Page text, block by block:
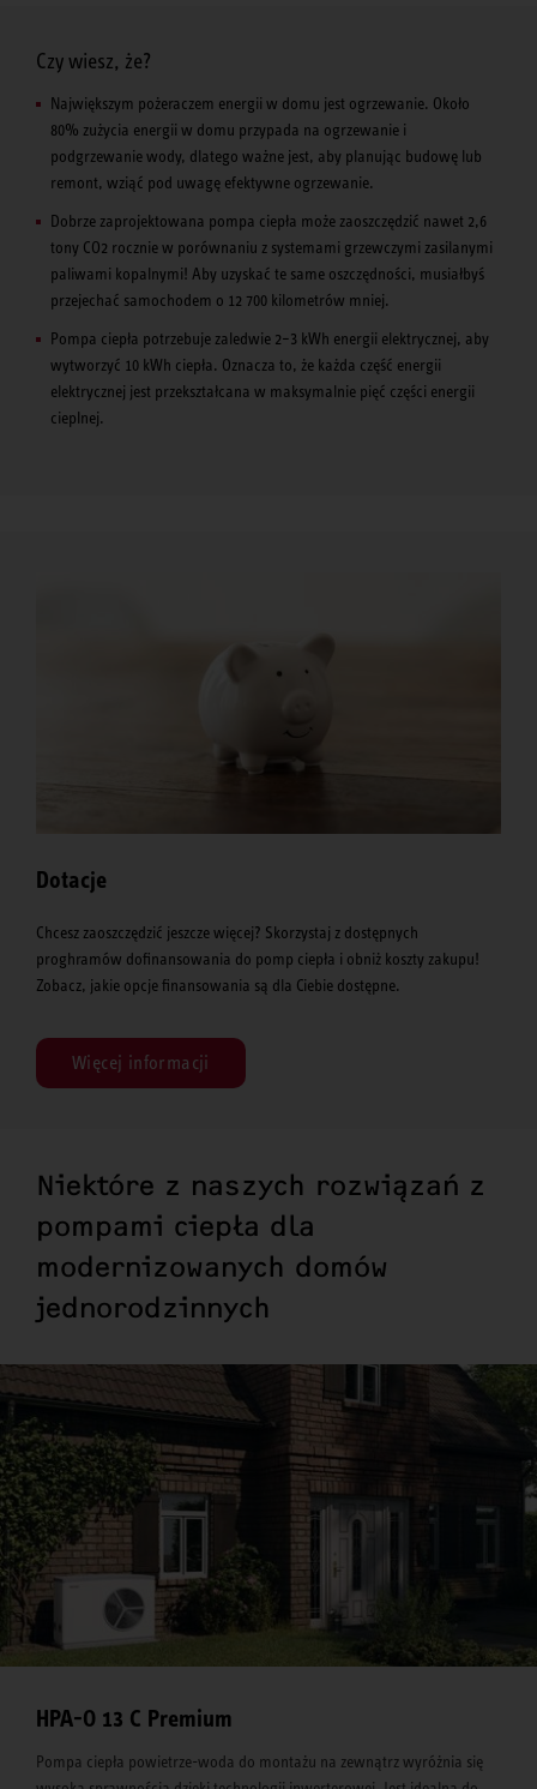
Czy wiesz, że?
Największym pożeraczem energii w domu jest ogrzewanie. Około
80% zużycia energii w domu przypada na ogrzewanie i
podgrzewanie wody, dlatego ważne jest, aby planując budowę lub
remont, wziąć pod uwagę efektywne ogrzewanie.
Dobrze zaprojektowana pompa ciepła może zaoszczędzić nawet 2,6
tony CO2 rocznie w porównaniu z systemami grzewczymi zasilanymi
paliwami kopalnymi! Aby uzyskać te same oszczędności, musiałbyś
przejechać samochodem o 12 700 kilometrów mniej.
Pompa ciepła potrzebuje zaledwie 2–3 kWh energii elektrycznej, aby
wytworzyć 10 kWh ciepła. Oznacza to, że każda część energii
elektrycznej jest przekształcana w maksymalnie pięć części energii
cieplnej.
Dotacje
Chcesz zaoszczędzić jeszcze więcej? Skorzystaj z dostępnych
proghramów dofinansowania do pomp ciepła i obniż koszty zakupu!
Zobacz, jakie opcje finansowania są dla Ciebie dostępne.
Więcej informacji
Niektóre z naszych rozwiązań z
pompami ciepła dla
modernizowanych domów
jednorodzinnych
HPA-O 13 C Premium
Pompa ciepła powietrze-woda do montażu na zewnątrz wyróżnia się